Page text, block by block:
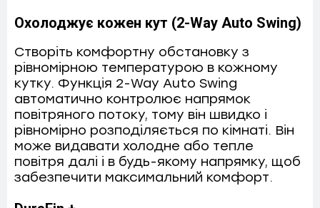
Охолоджує кожен кут (2-Way Auto Swing)
Створіть комфортну обстановку з
рівномірною температурою в кожному
кутку. Функція 2-Way Auto Swing
автоматично контролює напрямок
повітряного потоку, тому він швидко і
рівномірно розподіляється по кімнаті. Він
може видавати холодне або тепле
повітря далі і в будь-якому напрямку, щоб
забезпечити максимальний комфорт.